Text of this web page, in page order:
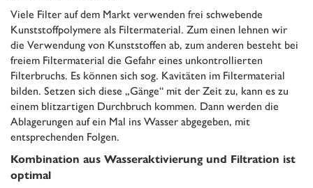
Viele Filter auf dem Markt verwenden frei schwebende
Kunststoffpolymere als Filtermaterial. Zum einen lehnen wir
die Verwendung von Kunststoffen ab, zum anderen besteht bei
freiem Filtermaterial die Gefahr eines unkontrollierten
Filterbruchs. Es können sich sog. Kavitäten im Filtermaterial
bilden. Setzen sich diese „Gänge“ mit der Zeit zu, kann es zu
einem blitzartigen Durchbruch kommen. Dann werden die
Ablagerungen auf ein Mal ins Wasser abgegeben, mit
entsprechenden Folgen.
Kombination aus Wasseraktivierung und Filtration ist
optimal